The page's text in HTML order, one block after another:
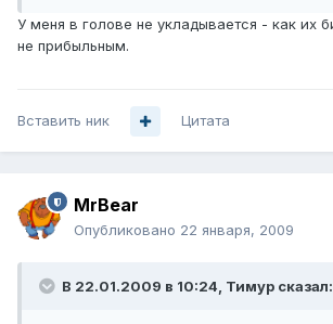
У меня в голове не укладывается - как их
не прибыльным.
Вставить ник Цитата
MrBear
Опубликовано 22 января, 2009
В 22.01.2009 в 10:24, Тимур сказал: